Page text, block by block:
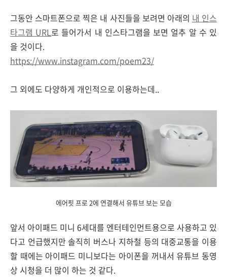
그동안 스마트폰으로 찍은 내 사진들을 보려면 아래의 내 인스
타그램 URL로 들어가서 내 인스타그램을 보면 얼추 알 수 있
을 것이다.
https://www.instagram.com/poem23/
그 외에도 다양하게 개인적으로 이용하는데..
에어핏 프로 2에 연결해서 유튜브 보는 모습
앞서 아이패드 미니 6세대를 엔터테인먼트용으로 사용하고 있
다고 언급했지만 솔직히 버스나 지하철 등의 대중교통을 이용
할 때에는 아이패드 미니보다는 아이폰을 꺼내서 유튜브 동영
상 시청을 더 많이 하는 것 같다.